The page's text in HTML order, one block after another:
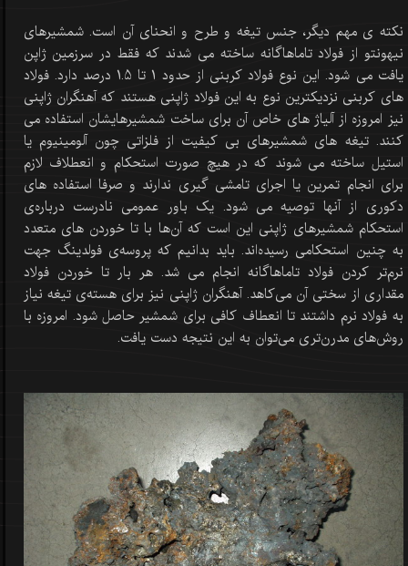
نکته ی مهم دیگر، جنس تیغه و طرح و انحنای آن است. شمشیرهای
نیهونتو از فولاد تاماهاگانه ساخته می شدند که فقط در سرزمین ژاپن
یافت می شود. این نوع فولاد کربنی از حدود 1 تا 1.5 درصد دارد. فولاد
های کربنی نزدیکترین نوع به این فولاد ژاپنی هستند که آهنگران ژاپنی
نیز امروزه از آلیاژ های خاص آن برای ساخت شمشیرهایشان استفاده می
کنند. تیغه های شمشیرهای بی کیفیت از فلزاتی چون آلومینیوم یا
استیل ساخته می شوند که در هیچ صورت استحکام و انعطلاف لازم
برای انجام تمرین یا اجرای تامشی گیری ندارند و صرفا استفاده های
دکوری از آنها توصیه می شود. یک باور عمومی نادرست درباره‌ی
استحکام شمشیرهای ژاپنی این است که آن‌ها با تا خوردن‌ های متعدد
به چنین استحکامی رسیده‌اند. باید بدانیم که پروسه‌ی فولدینگ جهت
نرم‌تر کردن فولاد تاماهاگانه انجام می شد. هر بار تا خوردن فولاد
مقداری از سختی آن می‌کاهد. آهنگران ژاپنی نیز برای هسته‌ی تیغه‌ نیاز
به فولاد نرم داشتند تا انعطاف کافی برای شمشیر حاصل شود. امروزه با
روش‌های مدرن‌تری می‌توان به این نتیجه دست یافت.